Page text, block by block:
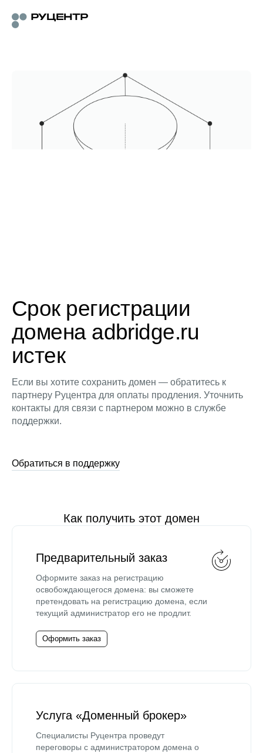
Срок регистрации
домена adbridge.ru
истек
Если вы хотите сохранить домен — обратитесь к
партнеру Руцентра для оплаты продления. Уточнить
контакты для связи с партнером можно в службе
поддержки.
Обратиться в поддержку
Как получить этот домен
Предварительный заказ
Оформите заказ на регистрацию
освобождающегося домена: вы сможете
претендовать на регистрацию домена, если
текущий администратор его не продлит.
Оформить заказ
Услуга «Доменный брокер»
Специалисты Руцентра проведут
переговоры с администратором домена о